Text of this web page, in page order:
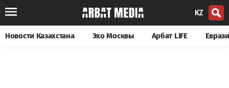
KZ
Новости Казахстана Эхо Москвы Арбат LIFE